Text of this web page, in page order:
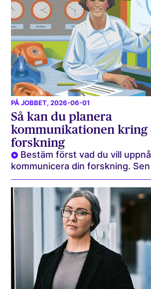
PÅ JOBBET, 2026-06-01
Så kan du planera
kommunikationen kring
forskning
Bestäm först vad du vill
kommunicera din forskning. Sen